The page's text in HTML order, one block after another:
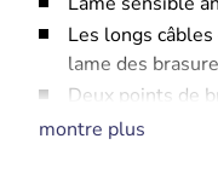
Les longs
lame des
Deux points de
Le logement en
montre plus